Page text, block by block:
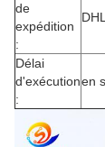
de
expédition
:
Délai
d'exécution
:
en